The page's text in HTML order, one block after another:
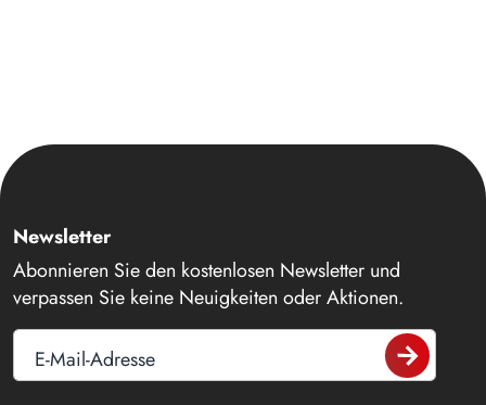
Newsletter
Abonnieren Sie den kostenlosen Newsletter und
verpassen Sie keine Neuigkeiten oder Aktionen.
E-Mail-Adresse